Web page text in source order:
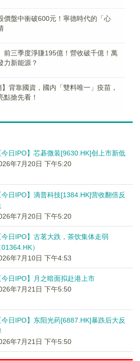
價盤中衝破600元！寧德時代的「心
前三季度淨賺195億！營收破千億！萬
力新能源？
】背靠國資，國内「雙料唯一」疫苗，
點搶先看！
今日IPO】芯碁微装[9630.HK]创上市新低
年7月20日 下午5:20
今日IPO】滴普科技[1384.HK]营收翻倍反
年7月20日 下午5:20
今日IPO】古茗大跌，茶饮集体走弱
01364.HK）
年7月10日 下午4:53
今日IPO】月之暗面拟赴港上市
年7月21日 下午5:50
今日IPO】东阳光药[6887.HK]暴跌后大反
年7月21日 下午5:50